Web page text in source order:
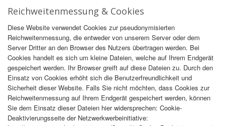
Reichweitenmessung & Cookies
Diese Website verwendet Cookies zur pseudonymisierten
Reichweitenmessung, die entweder von unserem Server oder dem
Server Dritter an den Browser des Nutzers übertragen werden. Bei
Cookies handelt es sich um kleine Dateien, welche auf Ihrem Endgerät
gespeichert werden. Ihr Browser greift auf diese Dateien zu. Durch den
Einsatz von Cookies erhöht sich die Benutzerfreundlichkeit und
Sicherheit dieser Website. Falls Sie nicht möchten, dass Cookies zur
Reichweitenmessung auf Ihrem Endgerät gespeichert werden, können
Sie dem Einsatz dieser Dateien hier widersprechen: Cookie-
Deaktivierungsseite der Netzwerkwerbeinitiative: